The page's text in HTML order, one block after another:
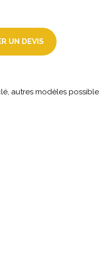
UN DEVIS
autres modèles